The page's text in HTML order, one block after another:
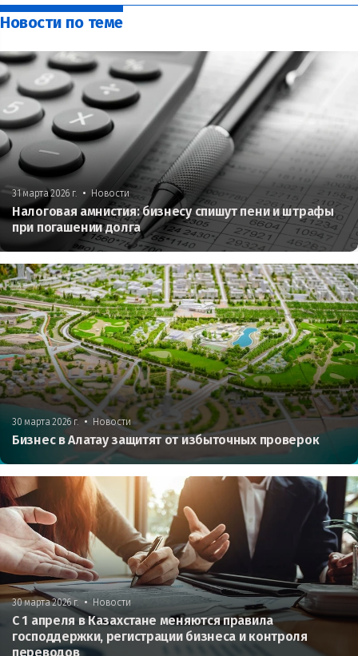
Новости по теме
31 марта 2026 г. • Новости
Налоговая амнистия: бизнесу спишут пени и штрафы
при погашении долга
30 марта 2026 г. • Новости
Бизнес в Алатау защитят от избыточных проверок
30 марта 2026 г. • Новости
С 1 апреля в Казахстане меняются правила
господдержки, регистрации бизнеса и контроля
переводов